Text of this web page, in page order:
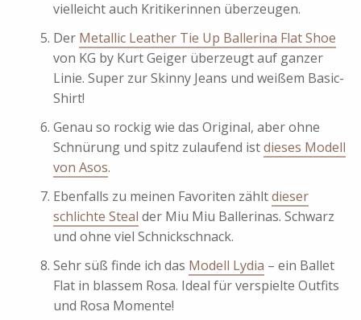
vielleicht auch Kritikerinnen überzeugen.
Der Metallic Leather Tie Up Ballerina Flat Shoe
von KG by Kurt Geiger überzeugt auf ganzer
Linie. Super zur Skinny Jeans und weißem Basic-
Shirt!
Genau so rockig wie das Original, aber ohne
Schnürung und spitz zulaufend istdieses Modell
von Asos.
Ebenfalls zu meinen Favoriten zähltdieser
schlichte Steal der Miu Miu Ballerinas. Schwarz
und ohne viel Schnickschnack.
Sehr süß finde ich das Modell Lydia – ein Ballet
Flat in blassem Rosa. Ideal für verspielte Outfits
und Rosa Momente!